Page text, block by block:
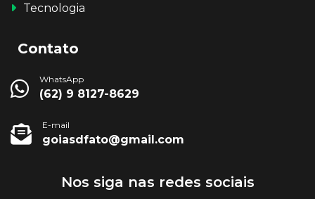
Tecnologia
Contato
WhatsApp
(62) 9 8127-8629
E-mail
goiasdfato@gmail.com
Nos siga nas redes sociais